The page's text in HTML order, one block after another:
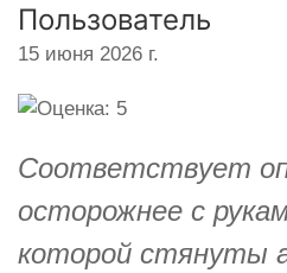
Пользователь
15 июня 2026 г.
Соответствует
осторожнее с
которой стянуты